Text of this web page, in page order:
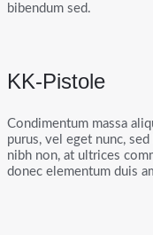
bibendum sed.
KK-Pistole
Condimentum massa
purus, vel eget nunc,
nibh non, at ultrices
donec elementum duis